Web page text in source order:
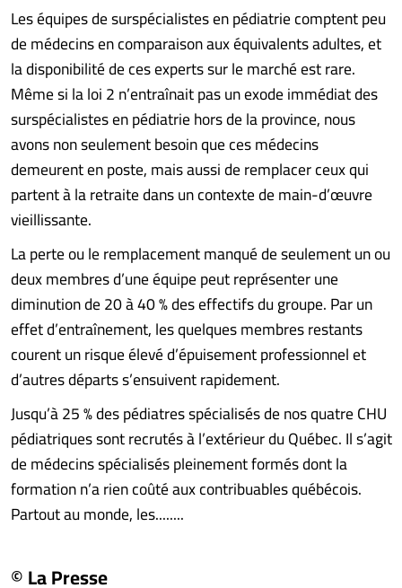
Les équipes de surspécialistes en pédiatrie comptent peu
de médecins en comparaison aux équivalents adultes, et
la disponibilité de ces experts sur le marché est rare.
Même si la loi 2 n’entraînait pas un exode immédiat des
surspécialistes en pédiatrie hors de la province, nous
avons non seulement besoin que ces médecins
demeurent en poste, mais aussi de remplacer ceux qui
partent à la retraite dans un contexte de main-d’œuvre
vieillissante.
La perte ou le remplacement manqué de seulement un ou
deux membres d’une équipe peut représenter une
diminution de 20 à 40 % des effectifs du groupe. Par un
effet d’entraînement, les quelques membres restants
courent un risque élevé d’épuisement professionnel et
d’autres départs s’ensuivent rapidement.
Jusqu’à 25 % des pédiatres spécialisés de nos quatre CHU
pédiatriques sont recrutés à l’extérieur du Québec. Il s’agit
de médecins spécialisés pleinement formés dont la
formation n’a rien coûté aux contribuables québécois.
Partout au monde, les........
© La Presse